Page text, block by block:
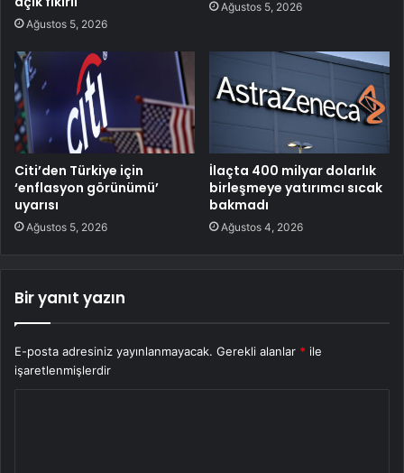
Ağustos 5, 2026
Ağustos 5, 2026
Citi’den Türkiye için
‘enflasyon görünümü’
uyarısı
Ağustos 5, 2026
İlaçta 400 milyar dolarlık
birleşmeye yatırımcı sıcak
bakmadı
Ağustos 4, 2026
Bir yanıt yazın
E-posta adresiniz yayınlanmayacak. Gerekli alanlar * ile
işaretlenmişlerdir